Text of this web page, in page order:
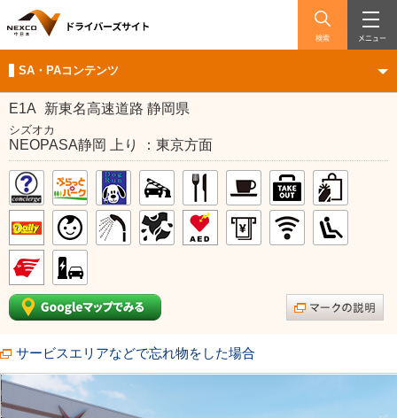
検索 メニュー
SA・PAコンテンツ
E1A 新東名高速道路 静岡県
シズオカ
NEOPASA静岡 上り ：東京方面
サービスエリアなどで忘れ物をした場合